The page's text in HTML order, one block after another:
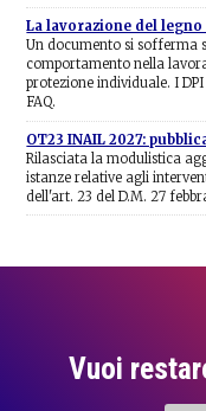
La lavorazione del
Un documento si sofferma
comportamento nella
protezione individuale. I
FAQ.
OT23 INAIL 2027:
Rilasciata la modulistica
istanze relative agli
dell'art. 23 del D.M. 27
Vuoi